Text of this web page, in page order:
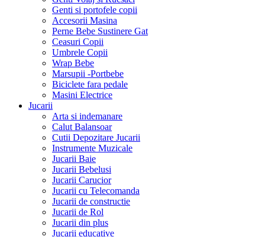
Genti si portofele copii
Accesorii Masina
Perne Bebe Sustinere Gat
Ceasuri Copii
Umbrele Copii
Wrap Bebe
Marsupii -Portbebe
Biciclete fara pedale
Masini Electrice
Jucarii
Arta si indemanare
Calut Balansoar
Cutii Depozitare Jucarii
Instrumente Muzicale
Jucarii Baie
Jucarii Bebelusi
Jucarii Carucior
Jucarii cu Telecomanda
Jucarii de constructie
Jucarii de Rol
Jucarii din plus
Jucarii educative